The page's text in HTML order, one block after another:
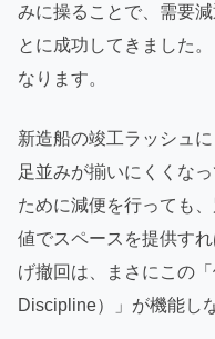
みに操ることで、需要
とに成功してきました
なります。
新造船の竣工ラッシュ
足並みが揃いにくくな
ために減便を行っても
値でスペースを提供す
げ撤回は、まさにこの
Discipline）」が機能し